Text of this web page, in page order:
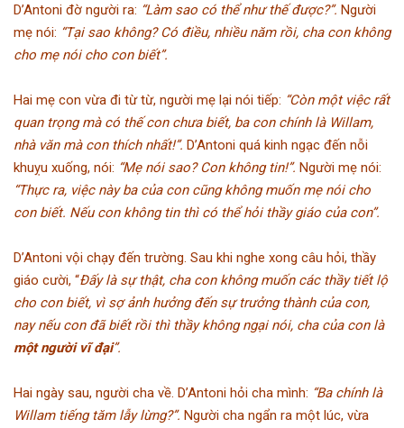
D’Antoni đờ người ra: “Làm sao có thể như thế được?”. Người
mẹ nói: “Tại sao không? Có điều, nhiều năm rồi, cha con không
cho mẹ nói cho con biết”.
Hai mẹ con vừa đi từ từ, người mẹ lại nói tiếp: “Còn một việc rất
quan trọng mà có thế con chưa biết, ba con chính là Willam,
nhà văn mà con thích nhất!”. D’Antoni quá kinh ngạc đến nỗi
khuỵu xuống, nói: “Mẹ nói sao? Con không tin!”. Người mẹ nói:
“Thực ra, việc này ba của con cũng không muốn mẹ nói cho
con biết. Nếu con không tin thì có thể hỏi thầy giáo của con”.
D’Antoni vội chạy đến trường. Sau khi nghe xong câu hỏi, thầy
giáo cười, “Đấy là sự thật, cha con không muốn các thầy tiết lộ
cho con biết, vì sợ ảnh hưởng đến sự trưởng thành của con,
nay nếu con đã biết rồi thì thầy không ngại nói, cha của con là
một người vĩ đại”.
Hai ngày sau, người cha về. D’Antoni hỏi cha mình: “Ba chính là
Willam tiếng tăm lẫy lừng?”. Người cha ngẩn ra một lúc, vừa